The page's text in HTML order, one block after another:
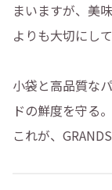
まいますが、美
よりも大切にして
小袋と高品質な
ドの鮮度を守る。
これが、